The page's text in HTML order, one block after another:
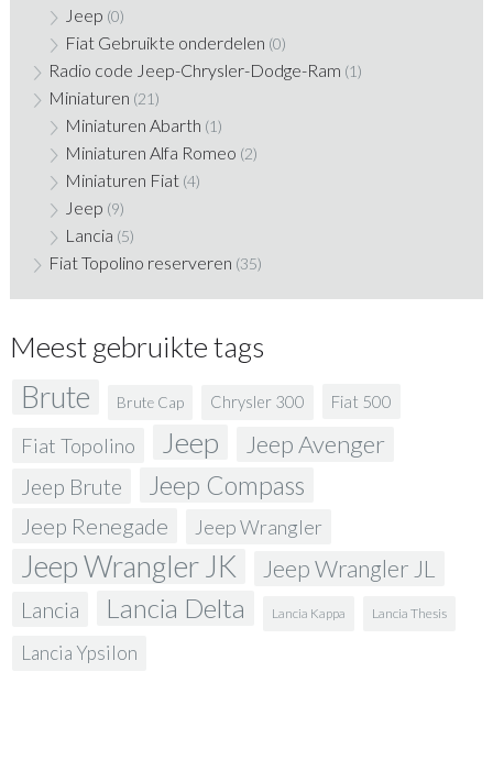
Jeep (0)
Fiat Gebruikte onderdelen (0)
Radio code Jeep-Chrysler-Dodge-Ram (1)
Miniaturen (21)
Miniaturen Abarth (1)
Miniaturen Alfa Romeo (2)
Miniaturen Fiat (4)
Jeep (9)
Lancia (5)
Fiat Topolino reserveren (35)
Meest gebruikte tags
Brute Brute Cap Chrysler 300 Fiat 500
Fiat Topolino Jeep Jeep Avenger
Jeep Brute Jeep Compass
Jeep Renegade Jeep Wrangler
Jeep Wrangler JK Jeep Wrangler JL
Lancia Lancia Delta Lancia Kappa Lancia Thesis
Lancia Ypsilon